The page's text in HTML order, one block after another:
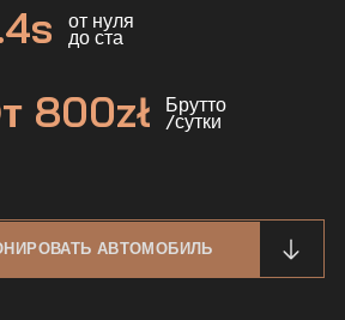
s от нуля
до ста
800zł Брутто
/сутки
АВТОМОБИЛЬ